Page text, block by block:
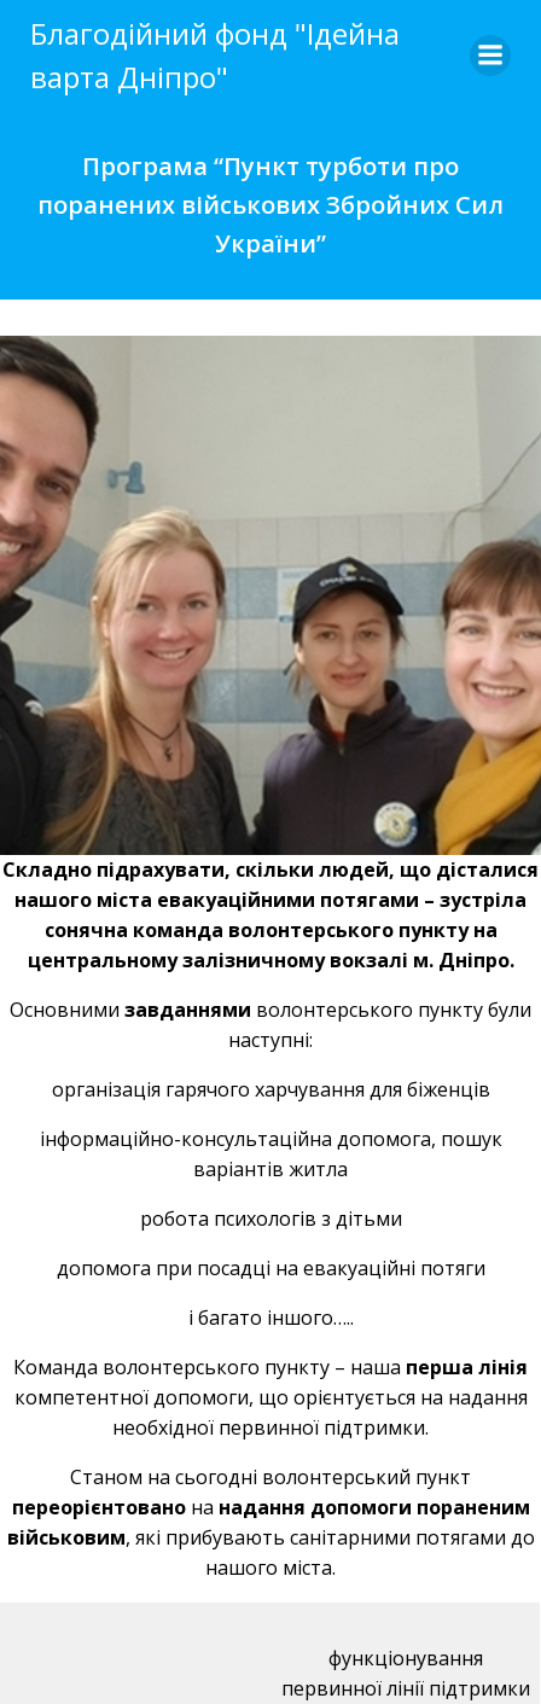
to
Благодійний фонд "Ідейна
варта Дніпро"
Програма “Пункт турботи про
поранених військових Збройних Сил
України”
Складно підрахувати, скільки людей, що дісталися
нашого міста евакуаційними потягами – зустріла
сонячна команда волонтерського пункту на
центральному залізничному вокзалі м. Дніпро.
Основними завданнями волонтерського пункту були
наступні:
організація гарячого харчування для біженців
інформаційно-консультаційна допомога, пошук
варіантів житла
робота психологів з дітьми
допомога при посадці на евакуаційні потяги
і багато іншого…..
Команда волонтерського пункту – наша перша лінія
компетентної допомоги, що орієнтується на надання
необхідної первинної підтримки.
Станом на сьогодні волонтерський пункт
переорієнтованона надання допомоги пораненим
військовим, які прибувають санітарними потягами до
нашого міста.
функціонування
первинної лінії підтримки